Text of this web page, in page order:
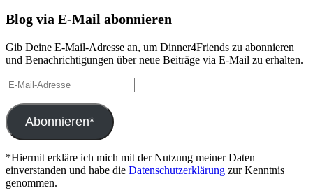
Blog via E-Mail abonnieren
Gib Deine E-Mail-Adresse an, um Dinner4Friends zu abonnieren
und Benachrichtigungen über neue Beiträge via E-Mail zu erhalten.
E-
Mail-
Adresse
Abonnieren*
*Hiermit erkläre ich mich mit der Nutzung meiner Daten
einverstanden und habe die Datenschutzerklärung zur Kenntnis
genommen.